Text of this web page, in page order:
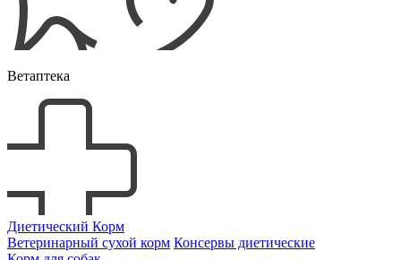
Ветаптека
Диетический Корм
Ветеринарный сухой корм Консервы диетические